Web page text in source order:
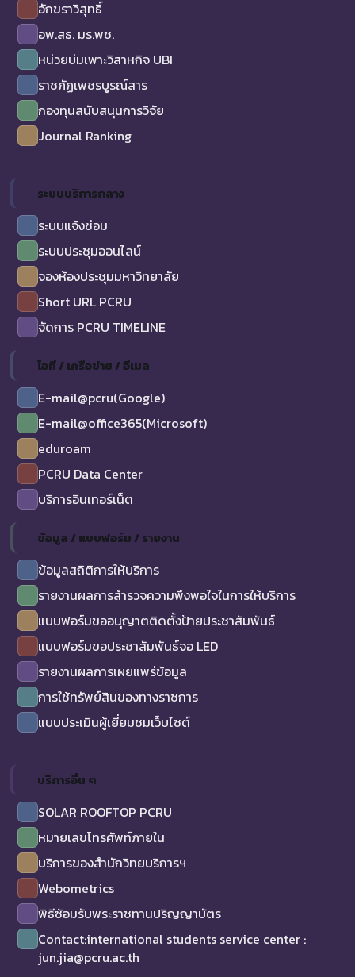
อักขราวิสุทธิ์
อพ.สธ. มร.พช.
หน่วยบ่มเพาะวิสาหกิจ UBI
ราชภัฏเพชรบูรณ์สาร
กองทุนสนับสนุนการวิจัย
Journal Ranking
ระบบบริการกลาง
ระบบแจ้งซ่อม
ระบบประชุมออนไลน์
จองห้องประชุมมหาวิทยาลัย
Short URL PCRU
จัดการ PCRU TIMELINE
ไอที / เครือข่าย / อีเมล
E-mail@pcru(Google)
E-mail@office365(Microsoft)
eduroam
PCRU Data Center
บริการอินเทอร์เน็ต
ข้อมูล / แบบฟอร์ม / รายงาน
ข้อมูลสถิติการให้บริการ
รายงานผลการสำรวจความพึงพอใจในการให้บริการ
แบบฟอร์มขออนุญาตติดตั้งป้ายประชาสัมพันธ์
แบบฟอร์มขอประชาสัมพันธ์จอ LED
รายงานผลการเผยแพร่ข้อมูล
การใช้ทรัพย์สินของทางราชการ
แบบประเมินผู้เยี่ยมชมเว็บไซต์
บริการอื่น ๆ
SOLAR ROOFTOP PCRU
หมายเลขโทรศัพท์ภายใน
บริการของสำนักวิทยบริการฯ
Webometrics
พิธีซ้อมรับพระราชทานปริญญาบัตร
Contact:international students service center :
jun.jia@pcru.ac.th